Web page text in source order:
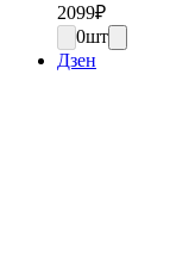
2099₽
0шт
Дзен